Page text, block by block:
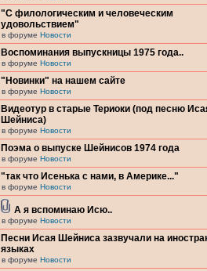
"С филологическим и человеческим
удовольствием"
в форуме Новости
Воспоминания выпускницы 1975 года..
в форуме Новости
"Новинки" на нашем сайте
в форуме Новости
Видеотур в старые Териоки (под песню
Шейниса)
в форуме Новости
Поэма о выпуске Шейнисов 1974 года
в форуме Новости
"так что Исенька с нами, в Америке..."
в форуме Новости
А я вспоминаю Исю..
в форуме Новости
Песни Исая Шейниса зазвучали на
языках
в форуме Новости